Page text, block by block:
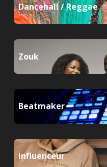
Dancehall / Reggae
Zouk
Beatmaker
Influenceur